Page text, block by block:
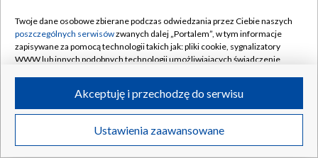
Wynikają one zarówno z ryzyka wystąpienia nagłych (często
lokalnych) zjawisk meteorologicznych, które mogą zaburzyć
prognozowane procesy pogodowe, jak i z samej
prognostycznych założeń fizycznych oraz równań
matematycznych i statystycznych.
Nie jest możliwy dokładniejszy opis przewidywanej pogody z
tak dużym wyprzedzeniem. Należy pamiętać, że prognoza
Twoje dane osobowe zbierane podczas odwiedzania przez Ciebie naszych
poszczególnych serwisówzwanych dalej „Portalem”, w tym informacje
zapisywane za pomocą technologii takich jak: pliki cookie, sygnalizatory
WWW lub innych podobnych technologii umożliwiających świadczenie
ruchu w Internecie.
Twoje dane osobowe zbierane podczas odwiedzania przez Ciebie
poszczególnych serwisówna Portalu, takie jak adresy IP, identyfikatory
Ustawienia zaawansowane
Akceptuję i przechodzę do serwisu